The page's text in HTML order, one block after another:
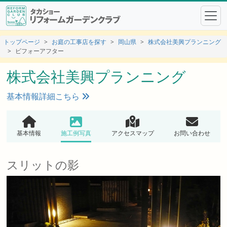
トップページ お庭の工事店を探す 岡山県
株式会社美興プランニング
ビフォーアフター
株式会社美興プランニング
基本情報詳細こちら
基本情報 施工例写真 アクセスマップ お問い合わせ
スリットの影